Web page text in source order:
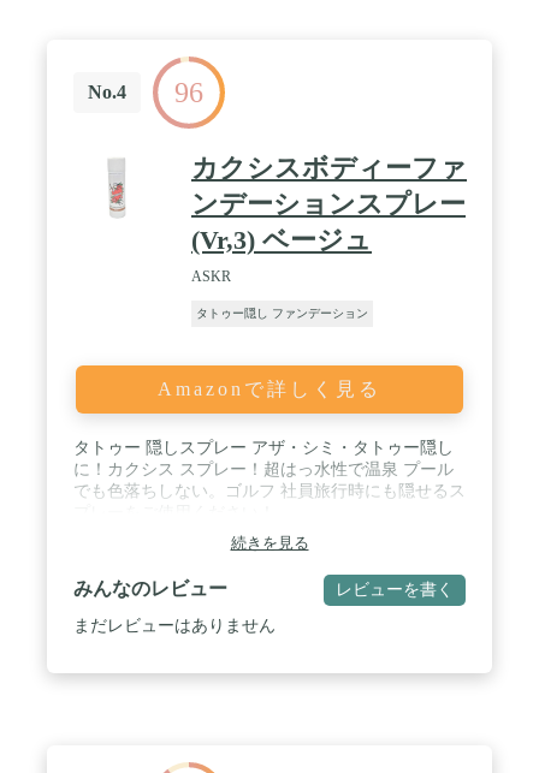
No.4 96
カクシスボディーファ
ンデーションスプレー
(Vr,3) ベージュ
ASKR
タトゥー隠し ファンデーション
Amazonで詳しく見る
タトゥー 隠しスプレー アザ・シミ・タトゥー隠し
に！カクシス スプレー！超はっ水性で温泉 プール
でも色落ちしない。ゴルフ 社員旅行時にも隠せるス
続きを見る
みんなのレビュー レビューを書く
まだレビューはありません